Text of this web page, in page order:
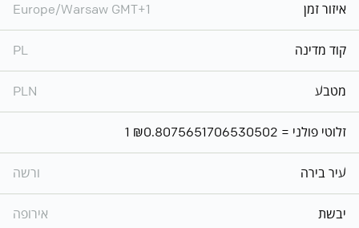
איזור זמן Europe/Warsaw GMT+1
קוד מדינה PL
מטבע PLN
1 זלוטי פולני = ₪0.8075651706530502
עיר בירה ורשה
יבשת אירופה